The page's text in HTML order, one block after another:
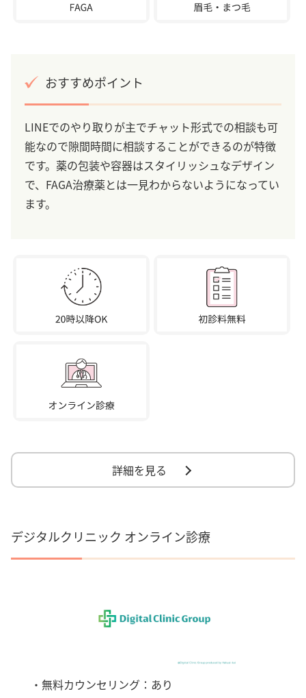
おすすめポイント
LINEでのやり取りが主でチャット形式での相談も可
能なので隙間時間に相談することができるのが特徴
です。薬の包装や容器はスタイリッシュなデザイン
で、FAGA治療薬とは一見わからないようになってい
ます。
詳細を見る
デジタルクリニック オンライン診療
・無料カウンセリング：あり